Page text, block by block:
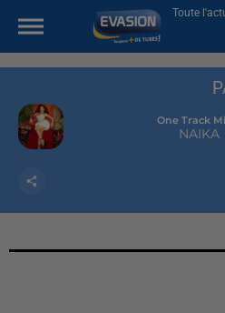
Toute
One Track
NAIKA